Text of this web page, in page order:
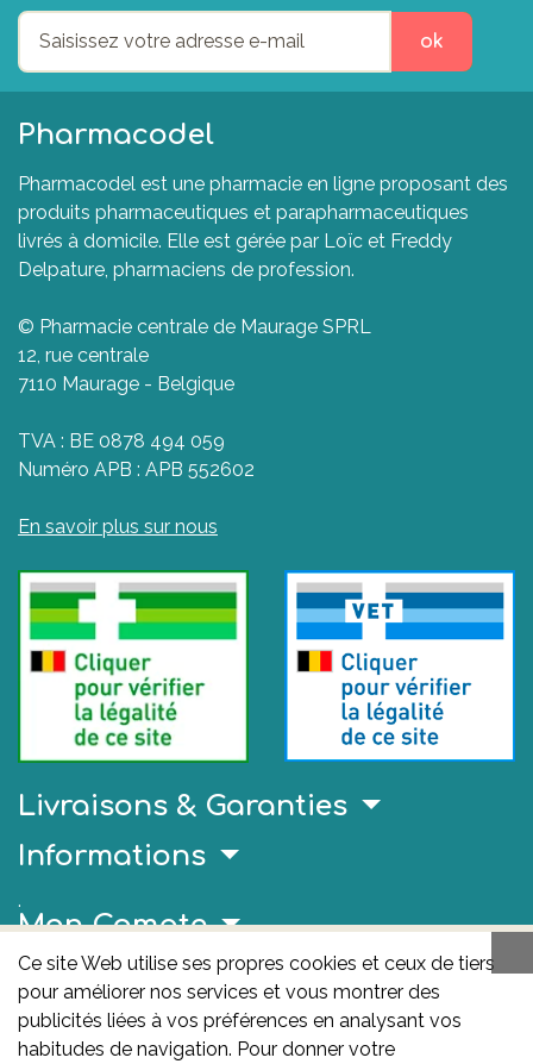
ok
Pharmacodel
Pharmacodel est une pharmacie en ligne proposant des
produits pharmaceutiques et parapharmaceutiques
livrés à domicile. Elle est gérée par Loïc et Freddy
Delpature, pharmaciens de profession.
© Pharmacie centrale de Maurage SPRL
12, rue centrale
7110 Maurage - Belgique
TVA : BE 0878 494 059
Numéro APB : APB 552602
En savoir plus sur nous
Livraisons & Garanties
Ce site Web utilise ses propres cookies et ceux de tiers
pour améliorer nos services et vous montrer des
publicités liées à vos préférences en analysant vos
habitudes de navigation. Pour donner votre
Informations
.
Mon Compte
Liens Utiles
AFMPS